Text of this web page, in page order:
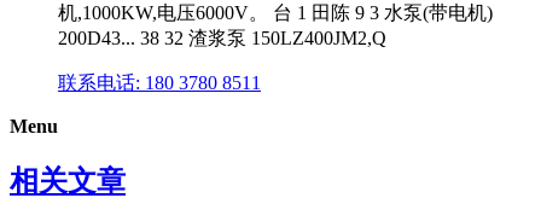
机,1000KW,电压6000V。 台 1 田陈 9 3 水泵(带电机)
200D43... 38 32 渣浆泵 150LZ400JM2,Q
联系电话: 180 3780 8511
Menu
相关文章